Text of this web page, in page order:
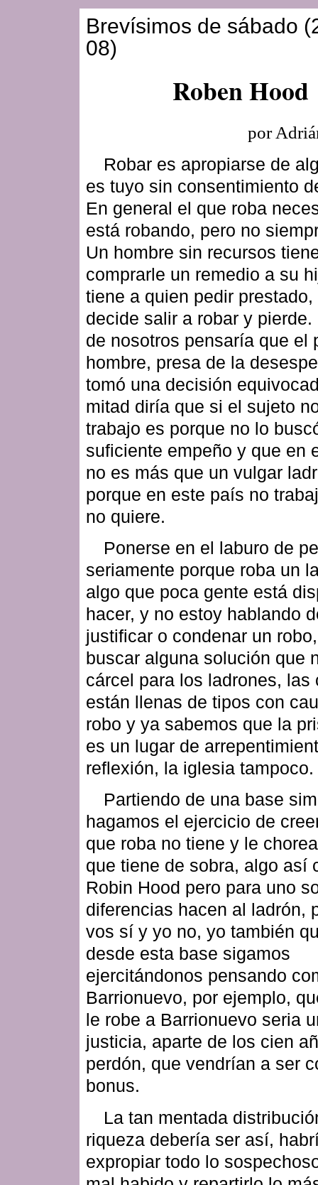
Brevísimos de sábado
08)
Roben Hood
por
Robar es apropiarse de
es tuyo sin consentimiento
En general el que roba
está robando, pero no
Un hombre sin recursos
comprarle un remedio a su
tiene a quien pedir
decide salir a robar y pierde.
de nosotros pensaría que el
hombre, presa de la
tomó una decisión
mitad diría que si el sujeto
trabajo es porque no lo
suficiente empeño y que en
no es más que un vulgar
porque en este país no
no quiere.
Ponerse en el laburo de
seriamente porque roba un
algo que poca gente está
hacer, y no estoy hablando
justificar o condenar un
buscar alguna solución que
cárcel para los ladrones, las
están llenas de tipos con
robo y ya sabemos que la
es un lugar de
reflexión, la iglesia tampoco.
Partiendo de una base
hagamos el ejercicio de
que roba no tiene y le
que tiene de sobra, algo así
Robin Hood pero para uno
diferencias hacen al ladrón,
vos sí y yo no, yo también
desde esta base sigamos
ejercitándonos pensando
Barrionuevo, por ejemplo,
le robe a Barrionuevo seria
justicia, aparte de los cien
perdón, que vendrían a ser
bonus.
La tan mentada
riqueza debería ser así,
expropiar todo lo